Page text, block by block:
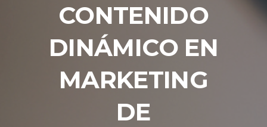
CONTENIDO
DINÁMICO EN
MARKETING
DE